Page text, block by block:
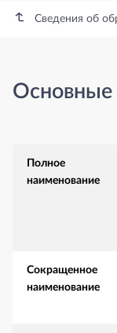
Сведения об
Основные
Полное
наименование
Сокращенное
наименование